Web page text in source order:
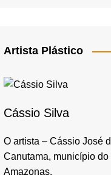
b
o
k
a
Artista Plástico
Cássio Silva
O artista – Cássio José
Canutama, município do
Amazonas,